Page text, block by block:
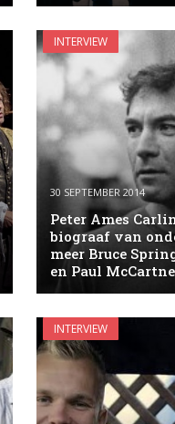
INTERVIEW
30 SEPTEMBER 2014
Peter Ames
biograaf van
meer Bruce
en Paul
INTERVIEW